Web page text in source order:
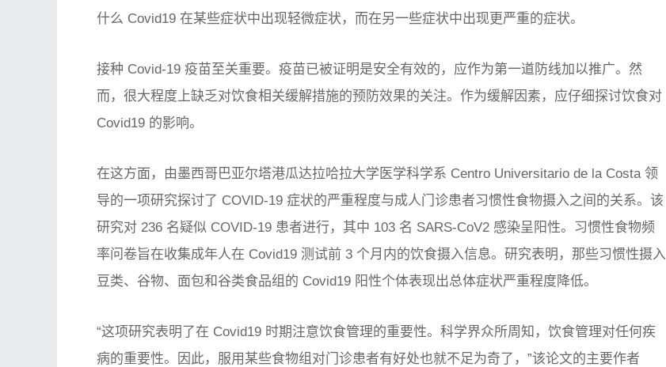
什么 Covid19 在某些症状中出现轻微症状，而在另一些症状中出现更严重的症状。
接种 Covid-19 疫苗至关重要。疫苗已被证明是安全有效的，应作为第一道防线加以推广。然
而，很大程度上缺乏对饮食相关缓解措施的预防效果的关注。作为缓解因素，应仔细探讨饮食对
Covid19 的影响。
在这方面，由墨西哥巴亚尔塔港瓜达拉哈拉大学医学科学系 Centro Universitario de la Costa 领
导的一项研究探讨了 COVID-19 症状的严重程度与成人门诊患者习惯性食物摄入之间的关系。该
研究对 236 名疑似 COVID-19 患者进行，其中 103 名 SARS-CoV2 感染呈阳性。习惯性食物频
率问卷旨在收集成年人在 Covid19 测试前 3 个月内的饮食摄入信息。研究表明，那些习惯性摄入
豆类、谷物、面包和谷类食品组的 Covid19 阳性个体表现出总体症状严重程度降低。
“这项研究表明了在 Covid19 时期注意饮食管理的重要性。科学界众所周知，饮食管理对任何疾
病的重要性。因此，服用某些食物组对门诊患者有好处也就不足为奇了，”该论文的主要作者